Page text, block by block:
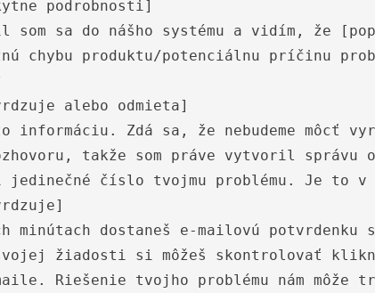
podrobnosti]
som sa do nášho systému a vidím, že
chybu produktu/potenciálnu príčinu
alebo odmieta]
informáciu. Zdá sa, že nebudeme môcť
takže som práve vytvoril správu
jedinečné číslo tvojmu problému. Je to v
minútach dostaneš e-mailovú potvrdenku
žiadosti si môžeš skontrolovať
Riešenie tvojho problému nám môže